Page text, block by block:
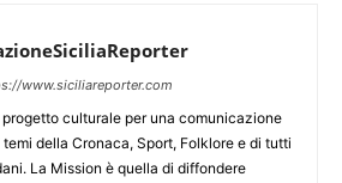
www.siciliareporter.com
culturale per una comunicazione
della Cronaca, Sport, Folklore e di tutti
La Mission è quella di diffondere